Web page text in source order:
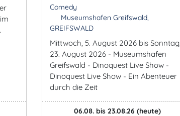
Comedy
Museumshafen Greifswald,
GREIFSWALD
Mittwoch, 5. August 2026 bis Sonntag,
23. August 2026 - Museumshafen
Greifswald - Dinoquest Live Show -
Dinoquest Live Show - Ein Abenteuer
durch die Zeit
06.08. bis 23.08.26 (heute)